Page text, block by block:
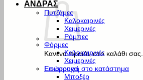
Κανένα προϊόν στο καλάθι σας.
Επιστροφή στο κατάστημα
ΑΝΔΡΑΣ
Πυτζάμες
Καλοκαιρινές
Χειμερινές
Ρόμπες
Φόρμες
Καλοκαιρινές
Χειμερινές
Εσώρουχα
Μποξέρ